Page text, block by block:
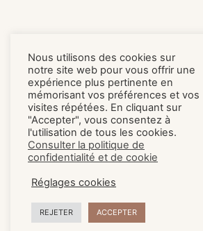
Honoraires
Confidentialité et
© 2021 Sur les toits
Nous utilisons des cookies sur
notre site web pour vous offrir une
expérience plus pertinente en
mémorisant vos préférences et vos
visites répétées. En cliquant sur
"Accepter", vous consentez à
l'utilisation de tous les cookies.
Consulter la politique de
confidentialité et de cookie
Réglages cookies
REJETER ACCEPTER